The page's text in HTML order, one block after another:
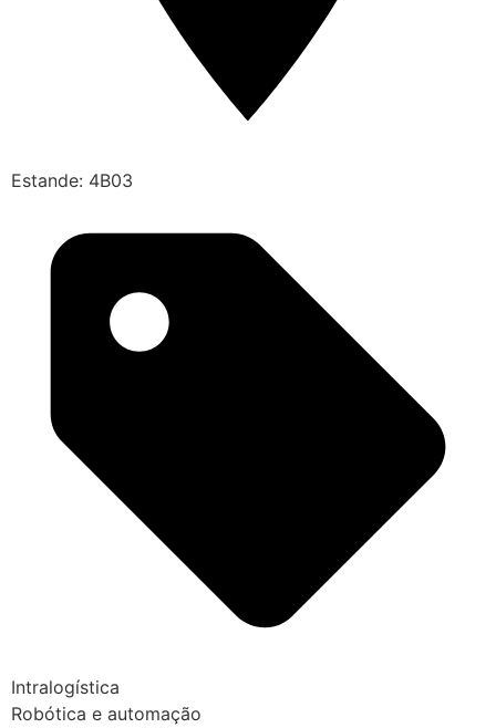
Estande: 4B03
Intralogística
Robótica e automação